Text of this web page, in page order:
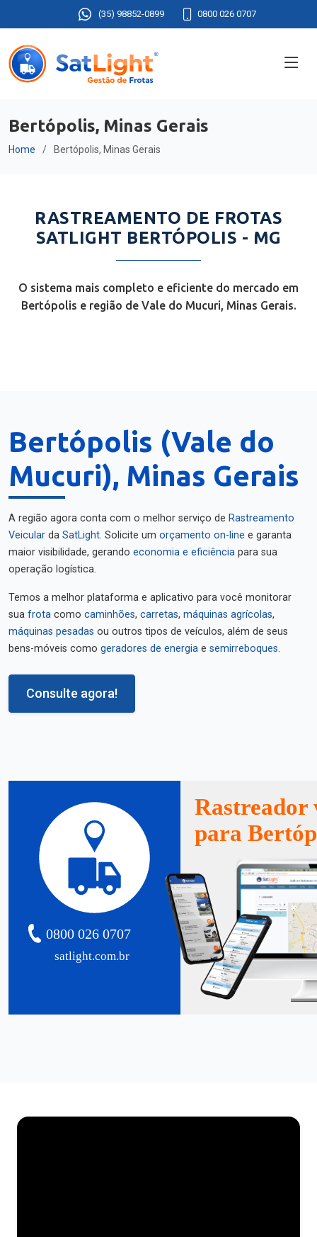
(35) 98852-0899 0800 026 0707
Bertópolis, Minas Gerais
Home Bertópolis, Minas Gerais
RASTREAMENTO DE FROTAS
SATLIGHT BERTÓPOLIS - MG
O sistema mais completo e eficiente do mercado em
Bertópolis e região de Vale do Mucuri, Minas Gerais.
Bertópolis (Vale do
Mucuri), Minas Gerais
A região agora conta com o melhor serviço de Rastreamento
Veicular da SatLight. Solicite um orçamento on-line e garanta
maior visibilidade, gerando economia e eficiência para sua
operação logística.
Temos a melhor plataforma e aplicativo para você monitorar
sua frota como caminhões, carretas, máquinas agrícolas,
máquinas pesadas ou outros tipos de veículos, além de seus
bens-móveis como geradores de energia e semirreboques.
Consulte agora!
satlight.com.br
0800 026 0707
Rastreador
para